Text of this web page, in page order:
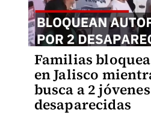
Familias
en Jalisco
busca a 2 jóvenes
desaparecidas